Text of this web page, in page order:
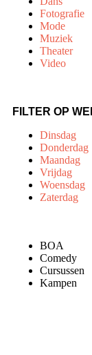
Fotografie
Mode
Muziek
Theater
Video
FILTER OP
Dinsdag
Donderdag
Maandag
Vrijdag
Woensdag
Zaterdag
BOA
Comedy
Cursussen
Kampen